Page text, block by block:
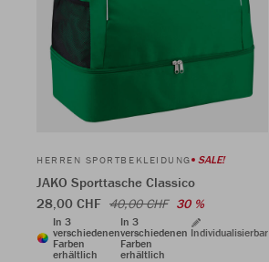
HERREN SPORTBEKLEIDUNG SALE!
JAKO Sporttasche Classico
28,00 CHF 40,00 CHF 30 %
In 3
verschiedenen
Farben
erhältlich
In 3
verschiedenen
Farben
erhältlich
Individualisierbar